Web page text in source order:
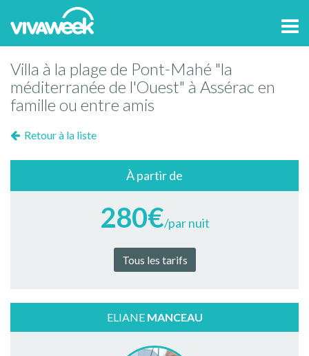
Villa à la plage de Pont-Mahé "la
méditerranée de l'Ouest" à Assérac en
famille ou entre amis
Retour à la liste
À partir de
280€/par nuit
Tous les tarifs
ELIANE MANCEAU